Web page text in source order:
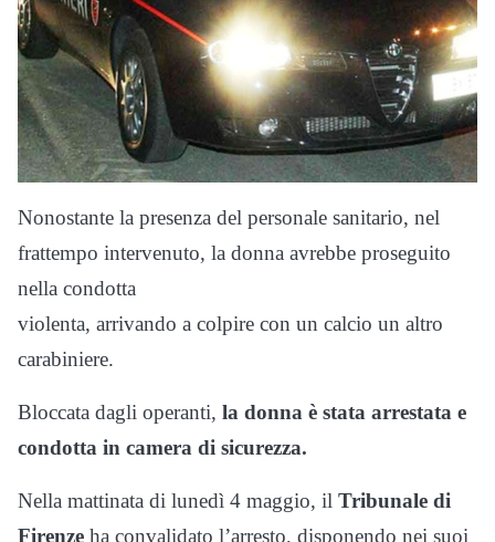
Nonostante la presenza del personale sanitario, nel
frattempo intervenuto, la donna avrebbe proseguito
nella condotta
violenta, arrivando a colpire con un calcio un altro
carabiniere.
Bloccata dagli operanti, la donna è stata arrestata e
condotta in camera di sicurezza.
Nella mattinata di lunedì 4 maggio, il Tribunale di
Firenze ha convalidato l’arresto, disponendo nei suoi